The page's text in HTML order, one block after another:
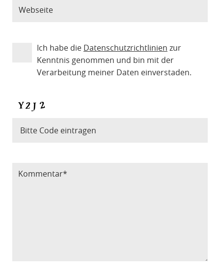
Ich habe die Datenschutzrichtlinien zur
Kenntnis genommen und bin mit der
Verarbeitung meiner Daten einverstaden.